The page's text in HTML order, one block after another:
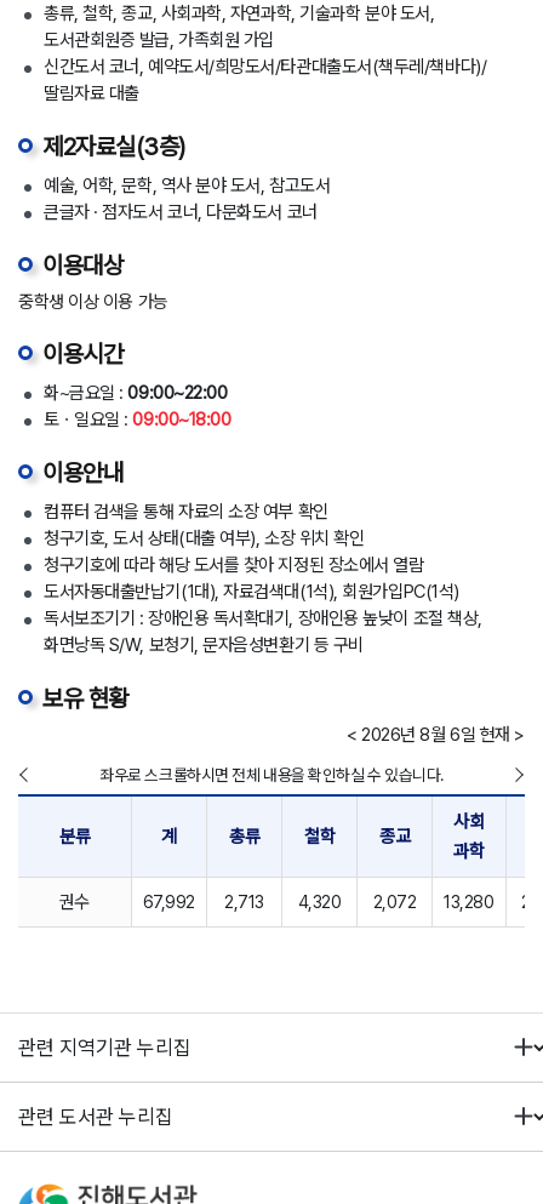
총류, 철학, 종교, 사회과학, 자연과학, 기술과학 분야 도서,
도서관회원증 발급, 가족회원 가입
신간도서 코너, 예약도서/희망도서/타관대출도서(책두레/책바다)/
딸림자료 대출
제2자료실(3층)
예술, 어학, 문학, 역사 분야 도서, 참고도서
큰글자 · 점자도서 코너, 다문화도서 코너
이용대상
중학생 이상 이용 가능
이용시간
화~금요일 :09:00~22:00
토ㆍ일요일 :09:00~18:00
이용안내
컴퓨터 검색을 통해 자료의 소장 여부 확인
청구기호, 도서 상태(대출 여부), 소장 위치 확인
청구기호에 따라 해당 도서를 찾아 지정된 장소에서 열람
도서자동대출반납기(1대), 자료검색대(1석), 회원가입PC(1석)
독서보조기기 : 장애인용 독서확대기, 장애인용 높낮이 조절 책상,
화면낭독 S/W, 보청기, 문자음성변환기 등 구비
보유 현황
< 2026년 8월 6일 현재 >
좌우로 스크롤하시면 전체 내용을 확인하실 수 있습니다.
분류 계 총류 철학 종교
사회
과학
권수 67,992 2,713 4,320 2,072 13,280